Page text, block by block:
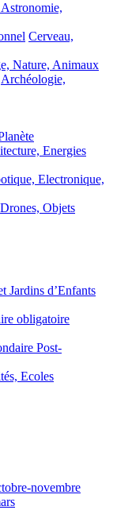
Cerveau,
Nature, Animaux
Archéologie,
Energies
Electronique,
Drones, Objets
Jardins d’Enfants
obligatoire
Post-
Ecoles
novembre